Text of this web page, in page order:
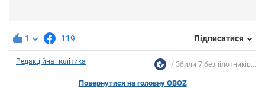
1 119 Підписатися
Редакційна політика Збили 7 безпілотників...
Повернутися на головну OBOZ